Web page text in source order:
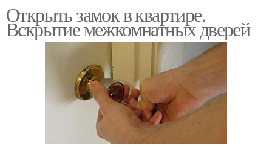
Открыть замок в квартире.
Вскрытие межкомнатных дверей